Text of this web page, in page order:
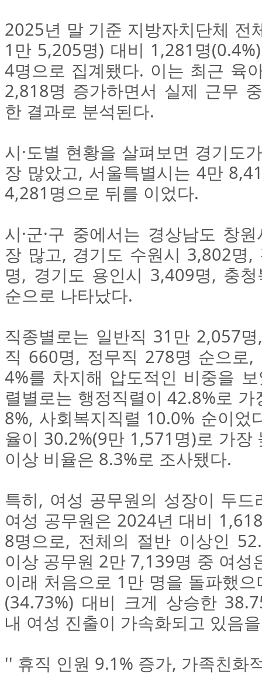
2025년 말 기준 지방자치단체 전
1만 5,205명) 대비 1,281명
4명으로 집계됐다. 이는 최근 육
2,818명 증가하면서 실제 근무
한 결과로 분석된다.
시·도별 현황을 살펴보면 경기도
장 많았고, 서울특별시는 4만
4,281명으로 뒤를 이었다.
시·군·구 중에서는 경상남도 창
장 많고, 경기도 수원시 3,802명
명, 경기도 용인시 3,409명, 충
순으로 나타났다.
직종별로는 일반직 31만 2,057
직 660명, 정무직 278명 순으로
4%를 차지해 압도적인 비중을
렬별로는 행정직렬이 42.8%로
8%, 사회복지직렬 10.0% 순이었
율이 30.2%(9만 1,571명)로 가장
이상 비율은 8.3%로 조사됐다.
특히, 여성 공무원의 성장이 두드
여성 공무원은 2024년 대비
8명으로, 전체의 절반 이상인
이상 공무원 2만 7,139명 중 여성
이래 처음으로 1만 명을 돌파했
(34.73%) 대비 크게 상승한
내 여성 진출이 가속화되고 있음
'' 휴직 인원 9.1% 증가, 가족친화